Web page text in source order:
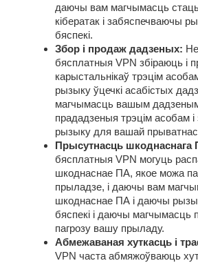
даючы вам магчымасць
кібератак і забяспечваючы
бяспекі.
Збор і продаж дадзеных:
бясплатныя VPN збіраюць і
карыстальнікаў трэцім
рызыку ўцечкі асабістых
магчымасць вашым
прададзеныя трэцім асобам
рызыку для вашай
Прысутнасць шкоднаснага
бясплатныя VPN могуць
шкоднаснае ПА, якое можа
прыладзе, і даючы вам
шкоднаснае ПА і даючы
бяспекі і даючы магчымасць
пагрозу вашу прыладу.
Абмежаваная хуткасць і
VPN часта абмяжоўваюць